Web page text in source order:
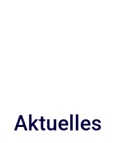
Aktuelles